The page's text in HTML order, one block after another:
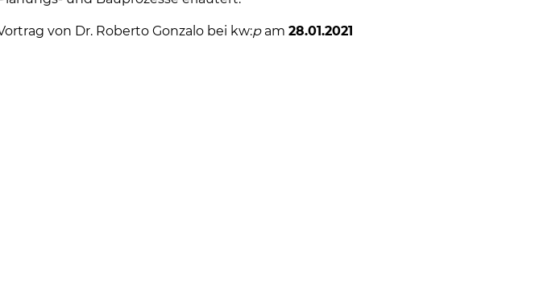
von Dr. Roberto Gonzalo bei kw:pam 28.01.2021